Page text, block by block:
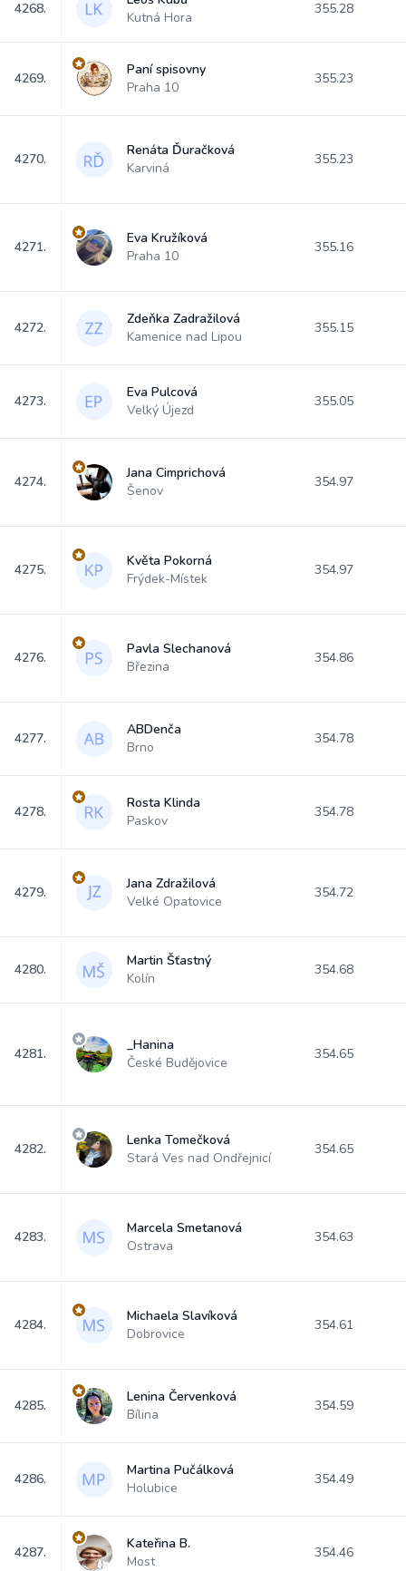
4268.
Kutná Hora
355.28
4269.
Paní spisovny
Praha 10
355.23
4270.
Renáta Ďuračková
Karviná
355.23
4271.
Eva Kružíková
Praha 10
355.16
4272.
Zdeňka Zadražilová
Kamenice nad Lipou
355.15
4273.
Eva Pulcová
Velký Újezd
355.05
4274.
Jana Cimprichová
Šenov
354.97
4275.
Květa Pokorná
Frýdek-Místek
354.97
4276.
Pavla Slechanová
Březina
354.86
4277.
ABDenča
Brno
354.78
4278.
Rosta Klinda
Paskov
354.78
4279.
Jana Zdražilová
Velké Opatovice
354.72
4280.
Martin Šťastný
Kolín
354.68
4281.
_Hanina
České Budějovice
354.65
4282.
Lenka Tomečková
Stará Ves nad Ondřejnicí
354.65
4283.
Marcela Smetanová
Ostrava
354.63
4284.
Michaela Slavíková
Dobrovice
354.61
4285.
Lenina Červenková
Bílina
354.59
4286.
Martina Pučálková
Holubice
354.49
4287.
Kateřina B.
Most
354.46